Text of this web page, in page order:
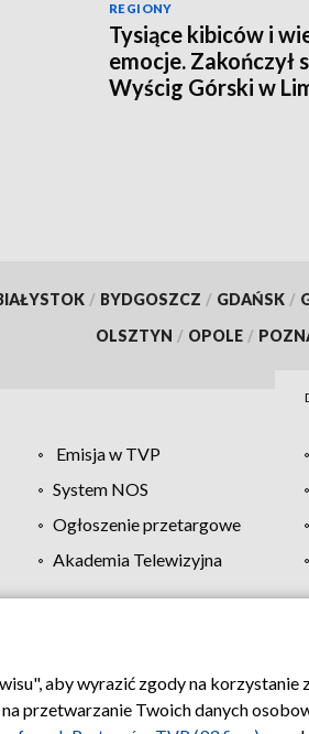
REGIONY
Tysiące kibiców i
emocje. Zakończył
Wyścig Górski w
/ BYDGOSZCZ / GDAŃSK /
OLSZTYN / OPOLE /
Emisja w TVP
System NOS
Ogłoszenie przetargowe
Akademia Telewizyjna
Regulamin TVP Polityka
aby wyrazić zgody na
przetwarzanie Twoich danych